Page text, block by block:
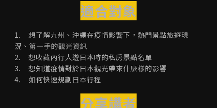
適合對象
1. 想了解九州、沖繩在疫情影響下，熱門景點旅遊現
況、第一手的觀光資訊
2. 想收藏內行人遊日本時的私房景點名單
3. 想知道疫情對於日本觀光帶來什麼樣的影響
4. 如何快速規劃日本行程
分享講者